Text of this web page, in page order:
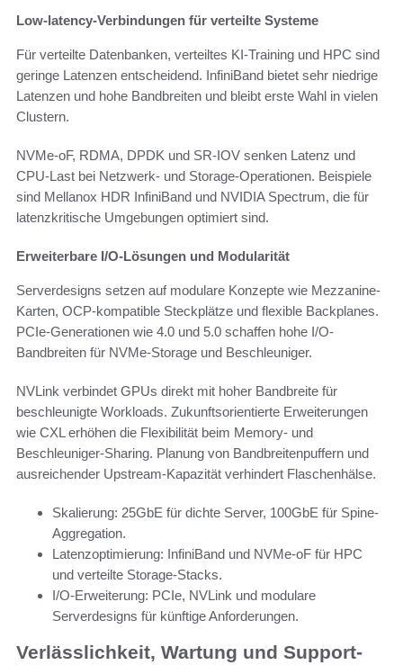
Low-latency-Verbindungen für verteilte Systeme
Für verteilte Datenbanken, verteiltes KI-Training und HPC sind
geringe Latenzen entscheidend. InfiniBand bietet sehr niedrige
Latenzen und hohe Bandbreiten und bleibt erste Wahl in vielen
Clustern.
NVMe-oF, RDMA, DPDK und SR-IOV senken Latenz und
CPU-Last bei Netzwerk- und Storage-Operationen. Beispiele
sind Mellanox HDR InfiniBand und NVIDIA Spectrum, die für
latenzkritische Umgebungen optimiert sind.
Erweiterbare I/O-Lösungen und Modularität
Serverdesigns setzen auf modulare Konzepte wie Mezzanine-
Karten, OCP-kompatible Steckplätze und flexible Backplanes.
PCIe-Generationen wie 4.0 und 5.0 schaffen hohe I/O-
Bandbreiten für NVMe-Storage und Beschleuniger.
NVLink verbindet GPUs direkt mit hoher Bandbreite für
beschleunigte Workloads. Zukunftsorientierte Erweiterungen
wie CXL erhöhen die Flexibilität beim Memory- und
Beschleuniger-Sharing. Planung von Bandbreitenpuffern und
ausreichender Upstream-Kapazität verhindert Flaschenhälse.
Skalierung: 25GbE für dichte Server, 100GbE für Spine-
Aggregation.
Latenzoptimierung: InfiniBand und NVMe-oF für HPC
und verteilte Storage-Stacks.
I/O-Erweiterung: PCIe, NVLink und modulare
Serverdesigns für künftige Anforderungen.
Verlässlichkeit, Wartung und Support-